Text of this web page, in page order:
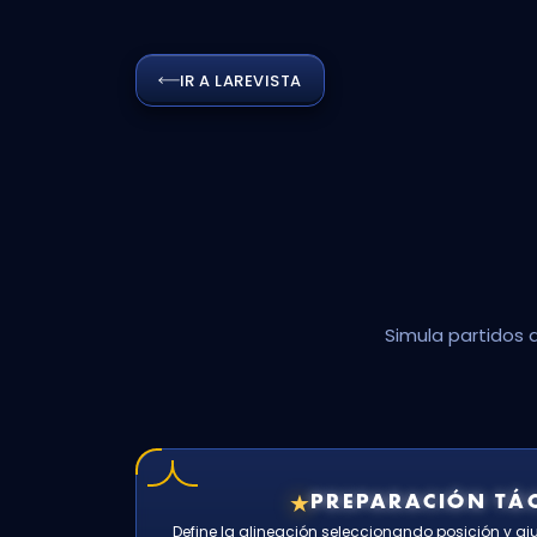
IR A LAREVISTA
Simula partidos
★ PREPARACIÓN
Define la alineación seleccionando posición y